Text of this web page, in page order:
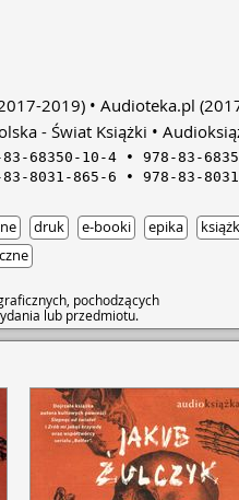
2019) Audioteka.pl
- Świat Książki
68350-10-4 978-83-
8031-865-6 978-83-
druk e-booki epika
pochodzących
lub przedmiotu.